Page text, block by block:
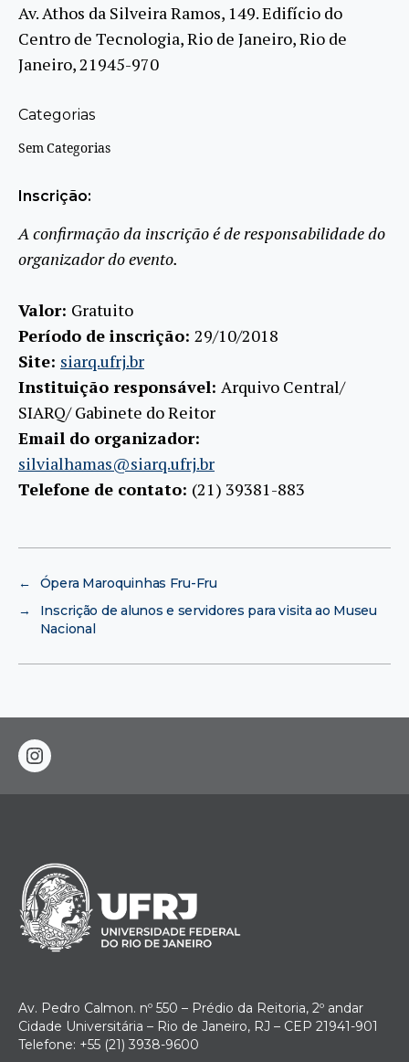
Av. Athos da Silveira Ramos, 149. Edifício do
Centro de Tecnologia, Rio de Janeiro, Rio de
Janeiro, 21945-970
Categorias
Sem Categorias
Inscrição:
A confirmação da inscrição é de responsabilidade do
organizador do evento.
Valor: Gratuito
Período de inscrição: 29/10/2018
Site: siarq.ufrj.br
Instituição responsável: Arquivo Central/
SIARQ/ Gabinete do Reitor
Email do organizador:
silvialhamas@siarq.ufrj.br
Telefone de contato: (21) 39381-883
←
Ópera Maroquinhas Fru-Fru
→
Inscrição de alunos e servidores para visita ao Museu
Nacional
instagram
Av. Pedro Calmon. nº 550 – Prédio da Reitoria, 2º andar
Cidade Universitária – Rio de Janeiro, RJ – CEP 21941-901
Telefone: +55 (21) 3938-9600